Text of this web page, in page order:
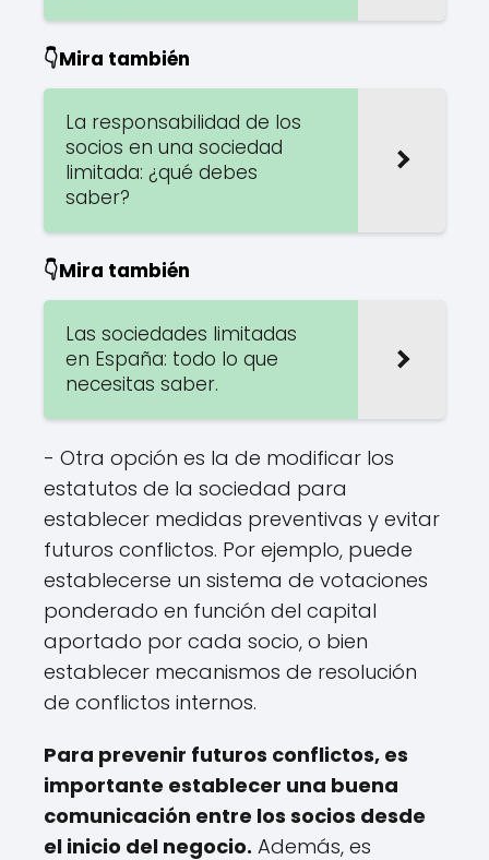
👇Mira también
La responsabilidad de los
socios en una sociedad
limitada: ¿qué debes
saber?
👇Mira también
Las sociedades limitadas
en España: todo lo que
necesitas saber.
- Otra opción es la de modificar los
estatutos de la sociedad para
establecer medidas preventivas y evitar
futuros conflictos. Por ejemplo, puede
establecerse un sistema de votaciones
ponderado en función del capital
aportado por cada socio, o bien
establecer mecanismos de resolución
de conflictos internos.
Para prevenir futuros conflictos, es
importante establecer una buena
comunicación entre los socios desde
el inicio del negocio. Además, es